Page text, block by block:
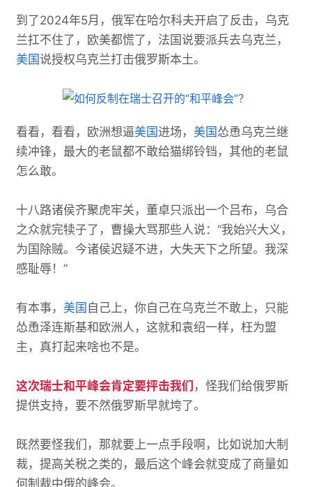
到了2024年5月，俄军在哈尔科夫开启了反击，乌克
兰扛不住了，欧美都慌了，法国说要派兵去乌克兰，
美国说授权乌克兰打击俄罗斯本土。
看看，看看，欧洲想逼美国进场， 美国 怂恿乌克兰继
续冲锋，最大的老鼠都不敢给猫绑铃铛，其他的老鼠
怎么敢。
十八路诸侯齐聚虎牢关，董卓只派出一个吕布，乌合
之众就完犊子了，曹操大骂那些人说：“我始兴大义，
为国除贼。今诸侯迟疑不进，大失天下之所望。我深
感耻辱！”
有本事， 美国 自己上，你自己在乌克兰不敢上，只能
怂恿泽连斯基和欧洲人，这就和袁绍一样，枉为盟
主，真打起来啥也不是。
这次瑞士和平峰会肯定要抨击我们 ，怪我们给俄罗斯
提供支持，要不然俄罗斯早就垮了。
既然要怪我们，那就要上一点手段啊，比如说加大制
裁，提高关税之类的，最后这个峰会就变成了商量如
何制裁中俄的峰会。